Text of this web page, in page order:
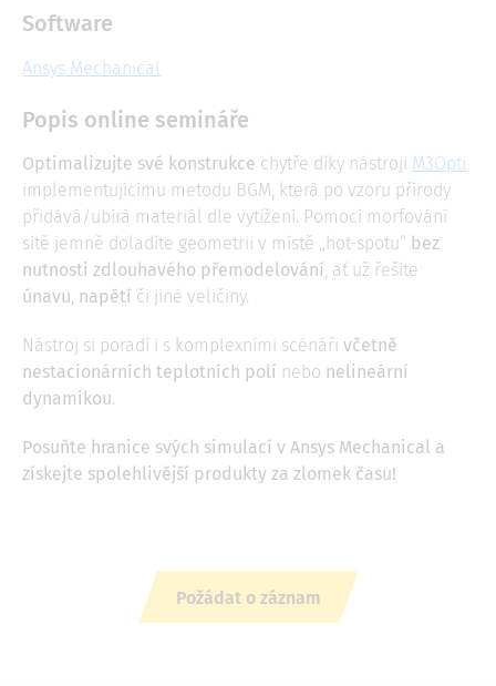
Software
Ansys Mechanical
Popis online semináře
Optimalizujte své konstrukce chytře díky nástroji M3Opti
implementujícímu metodu BGM, která po vzoru přírody
přidává/ubírá materiál dle vytížení. Pomocí morfování
sítě jemně doladíte geometrii v místě „hot-spotu“ bez
nutnosti zdlouhavého přemodelování, ať už řešíte
únavu, napětí či jiné veličiny.
Nástroj si poradí i s komplexními scénáři včetně
nestacionárních teplotních polí nebo nelineární
dynamikou.
Posuňte hranice svých simulací v Ansys Mechanical a
získejte spolehlivější produkty za zlomek času!
Požádat o záznam